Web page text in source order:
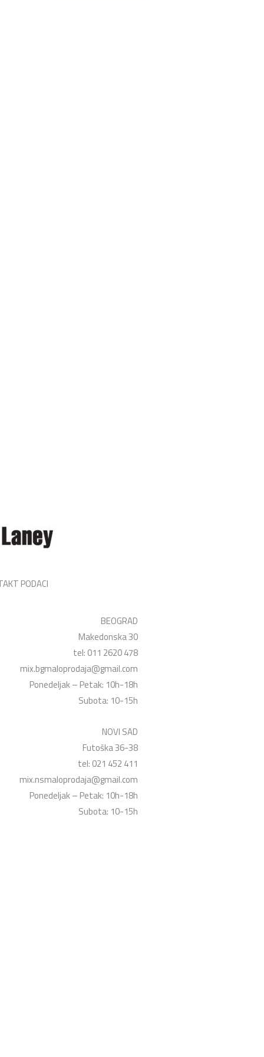
PODACI
BEOGRAD
Makedonska 30
tel: 011 2620 478
mix.bgmaloprodaja@gmail.com
Ponedeljak – Petak: 10h-18h
Subota: 10-15h
NOVI SAD
Futoška 36-38
tel: 021 452 411
mix.nsmaloprodaja@gmail.com
Ponedeljak – Petak: 10h-18h
Subota: 10-15h